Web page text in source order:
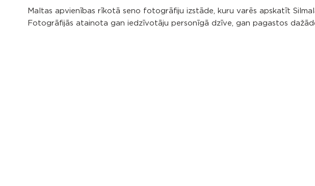
Maltas apvienības rīkotā seno fotogrāfiju izstāde, kuru varēs apskatīt
Fotogrāfijās atainota gan iedzīvotāju personīgā dzīve, gan pagastos